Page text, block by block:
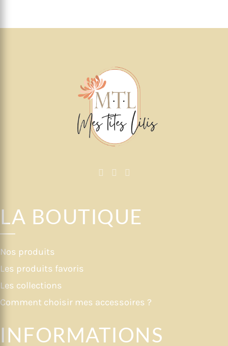
69,00€
LA BOUTIQUE
Nos produits
Les produits favoris
Les collections
Comment choisir mes accessoires ?
INFORMATIONS